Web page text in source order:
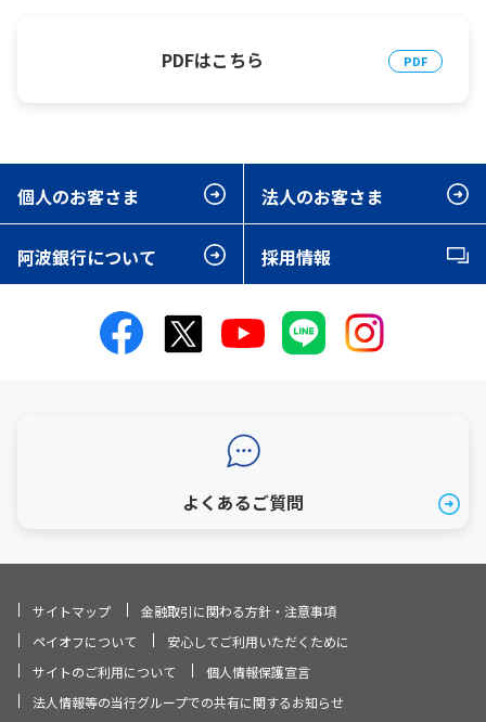
PDFはこちら
個人のお客さま 法人のお客さま
阿波銀行について 採用情報
よくあるご質問
サイトマップ
金融取引に関わる方針・注意事項
ペイオフについて
安心してご利用いただくために
サイトのご利用について
個人情報保護宣言
法人情報等の当行グループでの共有に関するお知らせ